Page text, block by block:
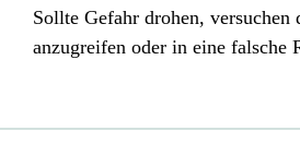
Sollte Gefahr drohen, versuchen
anzugreifen oder in eine falsche